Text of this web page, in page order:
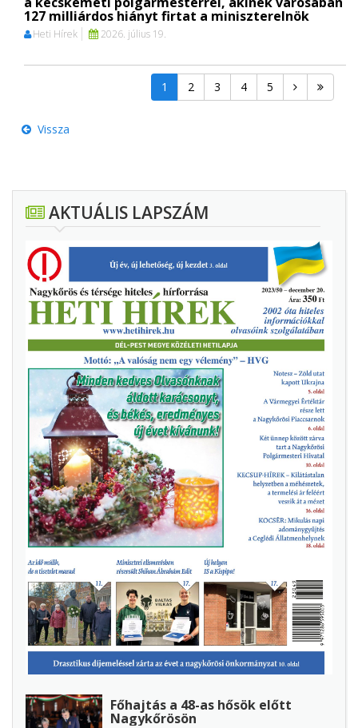
127 milliárdos hiányt firtat a miniszterelnök
Heti Hírek 2026. július 19.
1 2 3 4 5
Vissza
AKTUÁLIS LAPSZÁM
Főhajtás a 48-as hősök előtt
Nagykőrösön